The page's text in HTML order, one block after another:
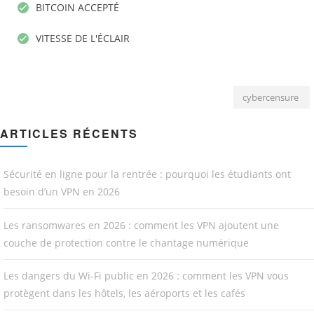
BITCOIN ACCEPTÉ
VITESSE DE L'ÉCLAIR
cybercensure
ARTICLES RÉCENTS
Sécurité en ligne pour la rentrée : pourquoi les étudiants ont
besoin d’un VPN en 2026
Les ransomwares en 2026 : comment les VPN ajoutent une
couche de protection contre le chantage numérique
Les dangers du Wi-Fi public en 2026 : comment les VPN vous
protègent dans les hôtels, les aéroports et les cafés